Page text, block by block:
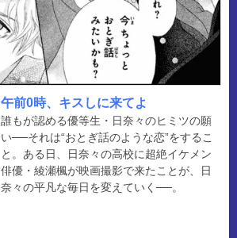
午前0時、キスしに来てよ
誰もが認める優等生・日奈々のヒミツの願
い──それは“おとぎ話のような恋”をするこ
と。ある日、日奈々の高校に超絶イケメン
俳優・綾瀬楓が映画撮影で来たことが、日
奈々の平凡な毎日を変えていく──。